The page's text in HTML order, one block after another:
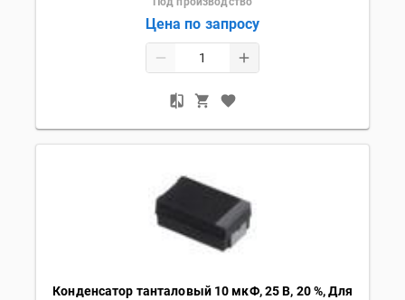
Цена по запросу
Конденсатор танталовый 10 мкФ, 25 В, 20 %, Для